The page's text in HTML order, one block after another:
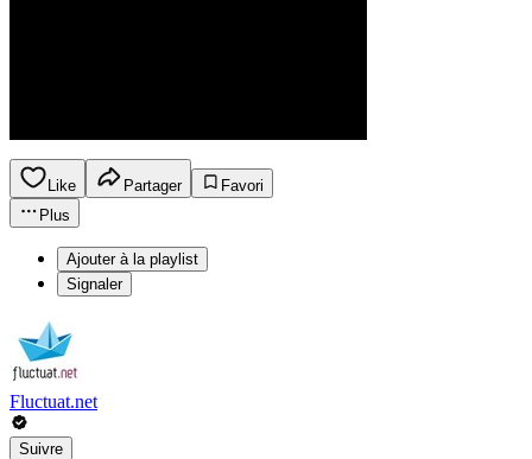
Like Partager
Favori
Plus
Ajouter à la playlist
Signaler
Fluctuat.net
Suivre